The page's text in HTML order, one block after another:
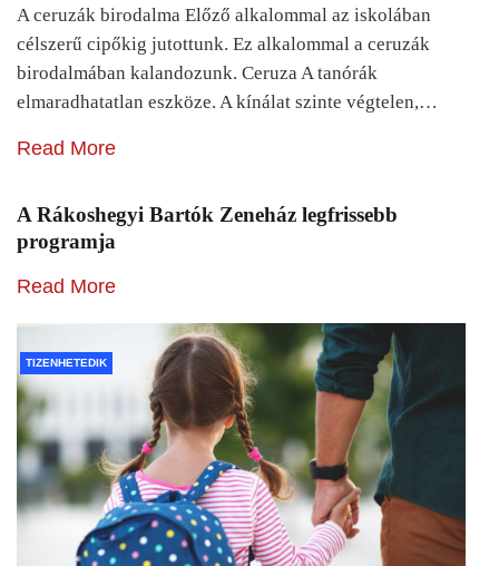
A ceruzák birodalma Előző alkalommal az iskolában
célszerű cipőkig jutottunk. Ez alkalommal a ceruzák
birodalmában kalandozunk. Ceruza A tanórák
elmaradhatatlan eszköze. A kínálat szinte végtelen,…
Read More
A Rákoshegyi Bartók Zeneház legfrissebb
programja
Read More
TIZENHETEDIK